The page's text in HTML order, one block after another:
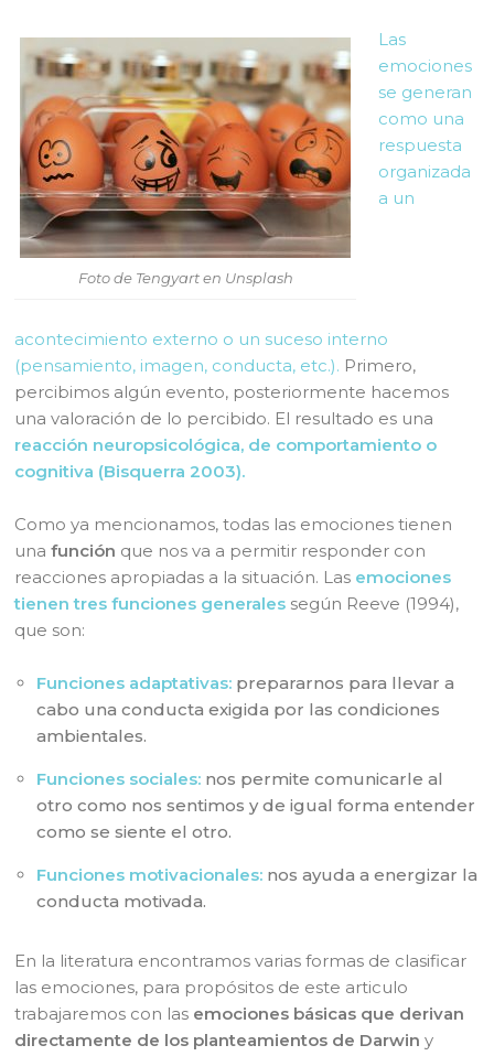
Foto de Tengyart en Unsplash
Las
emociones
se generan
como una
respuesta
organizada
a un
acontecimiento externo o un suceso interno
(pensamiento, imagen, conducta, etc.). Primero,
percibimos algún evento, posteriormente hacemos
una valoración de lo percibido. El resultado es una
reacción neuropsicológica, de comportamiento o
cognitiva (Bisquerra 2003).
Como ya mencionamos, todas las emociones tienen
unafunción que nos va a permitir responder con
reacciones apropiadas a la situación. Las emociones
tienen tres funciones generales según Reeve (1994),
que son:
Funciones adaptativas: prepararnos para llevar a
cabo una conducta exigida por las condiciones
ambientales.
Funciones sociales: nos permite comunicarle al
otro como nos sentimos y de igual forma entender
como se siente el otro.
Funciones motivacionales: nos ayuda a energizar la
conducta motivada.
En la literatura encontramos varias formas de clasificar
las emociones, para propósitos de este articulo
trabajaremos con las emociones básicas que derivan
directamente de los planteamientos de Darwin y